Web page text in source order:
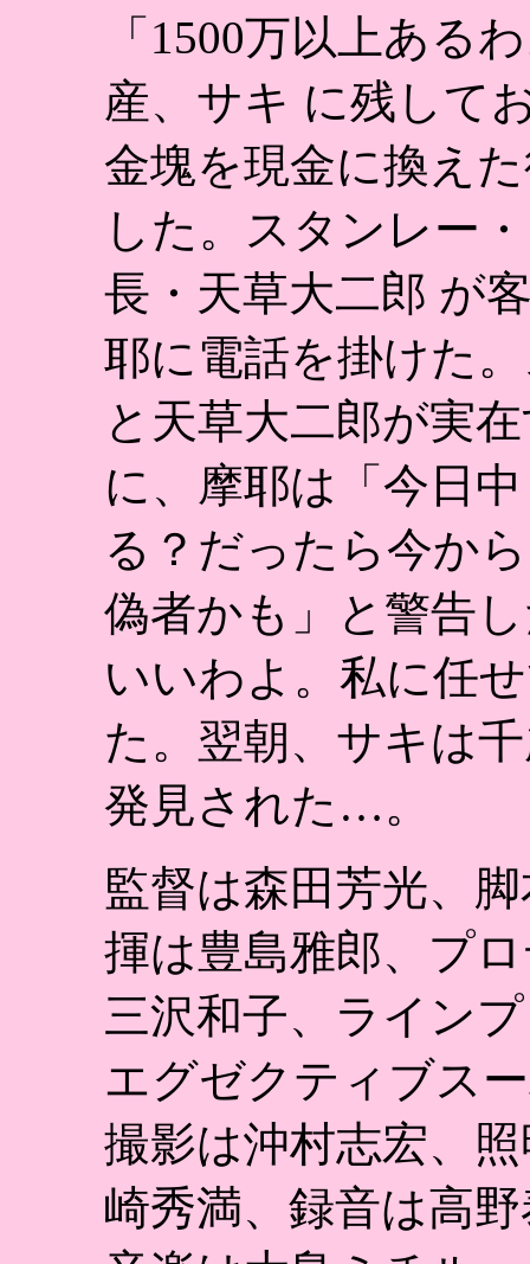
「1500万以上ある
産、サキ に残して
金塊を現金に換え
した。スタンレー
長・天草大二郎 が
耶に電話を掛けた
と天草大二郎が実
に、摩耶は「今日
る？だったら今か
偽者かも」と警告
いいわよ。私に任
た。翌朝、サキは
発見された…。
監督は森田芳光、
揮は豊島雅郎、プ
三沢和子、ライン
エグゼクティブス
撮影は沖村志宏、
崎秀満、録音は高